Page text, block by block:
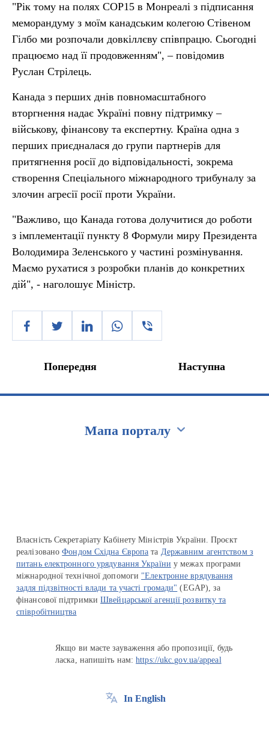
"Рік тому на полях СОР15 в Монреалі з підписання
меморандуму з моїм канадським колегою Стівеном
Гілбо ми розпочали довкіллєву співпрацю. Сьогодні
працюємо над її продовженням", – повідомив
Руслан Стрілець.
Канада з перших днів повномасштабного
вторгнення надає Україні повну підтримку –
військову, фінансову та експертну. Країна одна з
перших приєдналася до групи партнерів для
притягнення росії до відповідальності, зокрема
створення Спеціального міжнародного трибуналу за
злочин агресії росії проти України.
"Важливо, що Канада готова долучитися до роботи
з імплементації пункту 8 Формули миру Президента
Володимира Зеленського у частині розмінування.
Маємо рухатися з розробки планів до конкретних
дій", - наголошує Міністр.
Попередня Наступна
Мапа порталу
Власність Секретаріату Кабінету Міністрів України. Проєкт
реалізованоФондом Східна Європа та Державним агентством з
питань електронного урядування України у межах програми
міжнародної технічної допомоги "Електронне врядування
задля підзвітності влади та участі громади" (EGAP), за
фінансової підтримкиШвейцарської агенції розвитку та
співробітництва
Якщо ви маєте зауваження або пропозиції, будь
ласка, напишіть нам:https://ukc.gov.ua/appeal
In English